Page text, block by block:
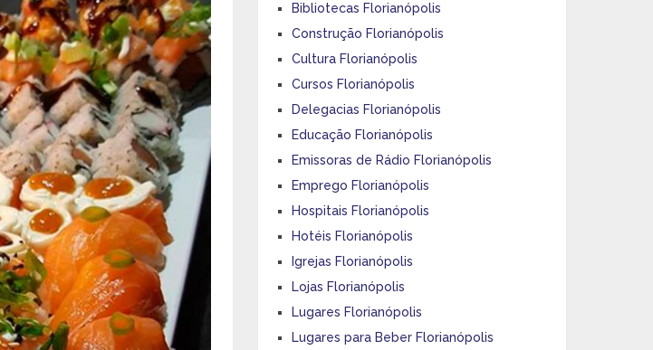
Bibliotecas Florianópolis
Construção Florianópolis
Cultura Florianópolis
Cursos Florianópolis
Delegacias Florianópolis
Educação Florianópolis
Emissoras de Rádio Florianópolis
Emprego Florianópolis
Hospitais Florianópolis
Hotéis Florianópolis
Igrejas Florianópolis
Lojas Florianópolis
Lugares Florianópolis
Lugares para Beber Florianópolis